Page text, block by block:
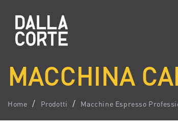
MACCHINA
Home Prodotti Macchine Espresso